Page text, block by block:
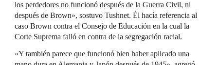
los perdedores no funcionó después de la Guerra Civil, ni
después de Brown», sostuvo Tushnet. Él hacía referencia al
caso Brown contra el Consejo de Educación en la cual la
Corte Suprema falló en contra de la segregación racial.
«Y también parece que funcionó bien haber aplicado una